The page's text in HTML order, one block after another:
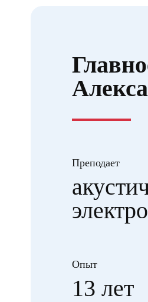
Преподает
Опыт
13 лет